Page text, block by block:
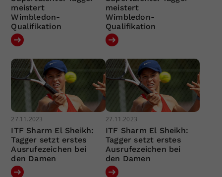
meistert
Wimbledon-
Qualifikation
meistert
Wimbledon-
Qualifikation
27.11.2023
ITF Sharm El Sheikh:
Tagger setzt erstes
Ausrufezeichen bei
den Damen
27.11.2023
ITF Sharm El Sheikh:
Tagger setzt erstes
Ausrufezeichen bei
den Damen